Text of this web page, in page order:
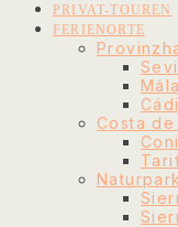
PRIVAT-TOUREN
FERIENORTE
Costa de